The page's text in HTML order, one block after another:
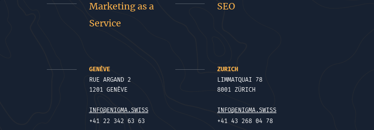
Marketing as a
Service
SEO
GENÈVE
RUE ARGAND 2
1201 GENÈVE
INFO@ENIGMA.SWISS
+41 22 342 63 63
ZURICH
LIMMATQUAI 78
8001 ZÜRICH
INFO@ENIGMA.SWISS
+41 43 268 04 78